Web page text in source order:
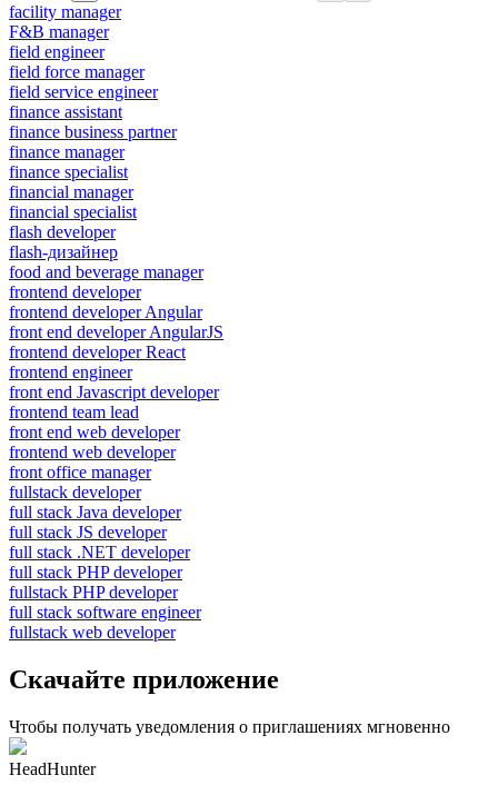
facility manager
F&B manager
field engineer
field force manager
field service engineer
finance assistant
finance business partner
finance manager
finance specialist
financial manager
financial specialist
flash developer
flash-дизайнер
food and beverage manager
frontend developer
frontend developer Angular
front end developer AngularJS
frontend developer React
frontend engineer
front end Javascript developer
frontend team lead
front end web developer
frontend web developer
front office manager
fullstack developer
full stack Java developer
full stack JS developer
full stack .NET developer
full stack PHP developer
fullstack PHP developer
full stack software engineer
fullstack web developer
Скачайте приложение
Чтобы получать уведомления о приглашениях мгновенно
HeadHunter